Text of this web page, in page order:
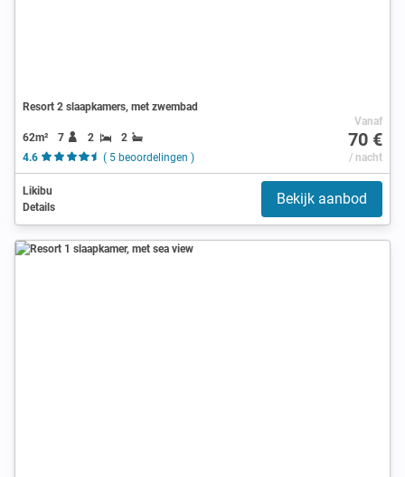
Resort 2 slaapkamers, met zwembad
62m² 7 2
2
4.6
( 5 beoordelingen )
Vanaf
70 €
/ nacht
Likibu
Details
Bekijk aanbod